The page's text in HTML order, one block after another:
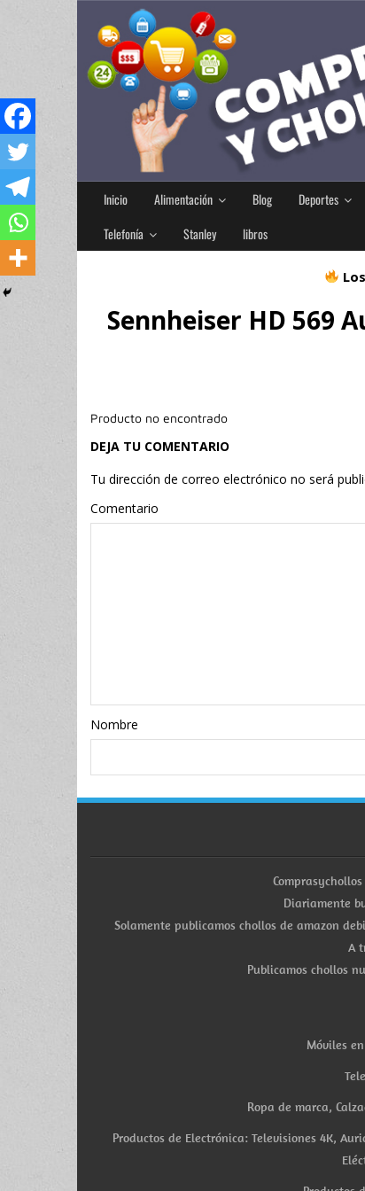
Inicio Alimentación Blog Deportes
Telefonía
Stanley libros
Sennheiser HD 569
Producto no encontrado
DEJA TU COMENTARIO
Tu dirección de correo electrónico no será
Comentario
Diariamente
Solamente publicamos chollos de amazon
A
Publicamos chollos
Móviles
Ropa de marca,
Productos de Electrónica: Televisiones 4K,